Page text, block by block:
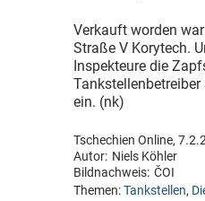
Verkauft worden
Straße V Korytech.
Inspekteure die
ein. (nk)
Tschechien Online,
Autor: Niels Köhler
Bildnachweis: ČOI
Themen:Tankstellen,